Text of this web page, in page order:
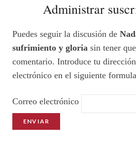
Administrar
Puedes seguir la discusión de
sufrimiento y gloria sin tener
comentario. Introduce tu
electrónico en el siguiente
Correo electrónico